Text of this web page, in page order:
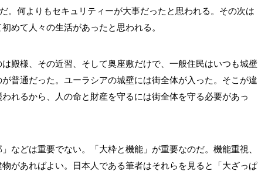
。何よりもセキュリティーが大事だったと思われる。その次は
めて人々の生活があったと思われる。
殿様、その近習、そして奥座敷だけで、一般住民はいつも城壁
普通だった。ユーラシアの城壁には街全体が入った。そこが違
れるから、人の命と財産を守るには街全体を守る必要があっ
などは重要でない。「大枠と機能」が重要なのだ。機能重視、
があればよい。日本人である筆者はそれらを見ると「大ざっぱ